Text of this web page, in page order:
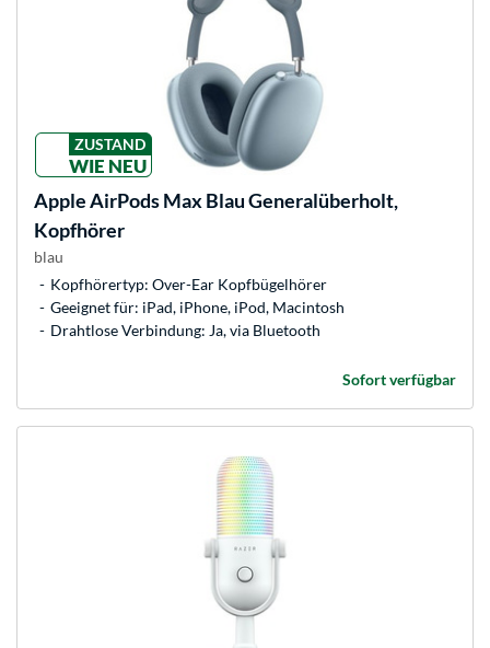
ZUSTAND
WIE NEU
AppleAirPods Max Blau Generalüberholt,
Kopfhörer
blau
Kopfhörertyp: Over-Ear Kopfbügelhörer
Geeignet für: iPad, iPhone, iPod, Macintosh
Drahtlose Verbindung: Ja, via Bluetooth
Sofort verfügbar